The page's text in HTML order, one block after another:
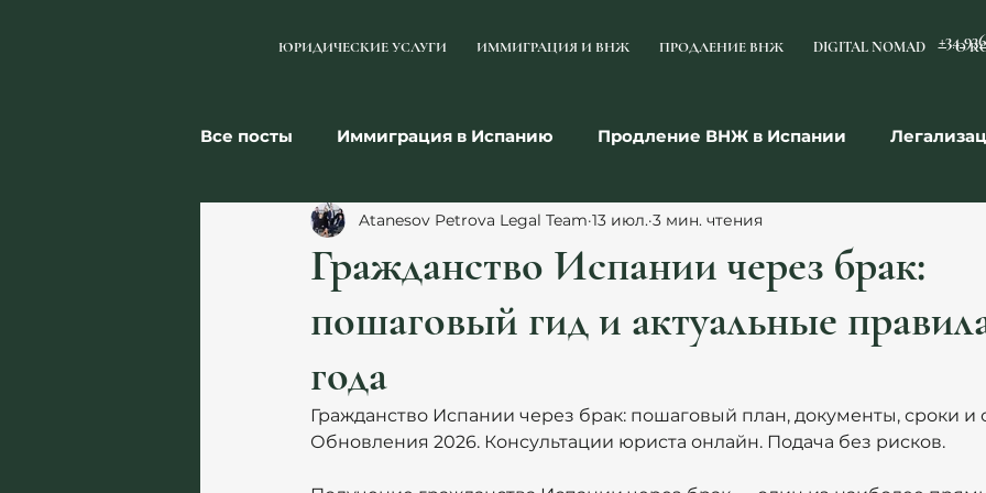
ЮРИДИЧЕСКИЕ УСЛУГИ ИММИГРАЦИЯ И ВНЖ ПРОДЛЕНИЕ ВНЖ DIGITAL NOMAD О
+34
Все посты Иммиграция в Испанию Продление ВНЖ в Испании
Бизнес Семья Недвижимость Право и договоры
Гражданство Испании через брак:
пошаговый гид и актуальные
года
Atanesov Petrova Legal Team 13 июл. 3 мин. чтения
Гражданство Испании через брак: пошаговый план, документы, сроки и
Обновления 2026. Консультации юриста онлайн. Подача без рисков.